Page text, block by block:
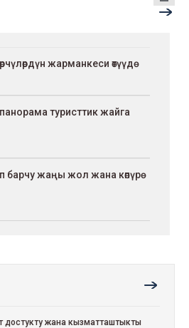
жарманкеси өтүүдө
туристтик жайга
барчу жаңы жол жана көпүрө
жана кызматташтыкты